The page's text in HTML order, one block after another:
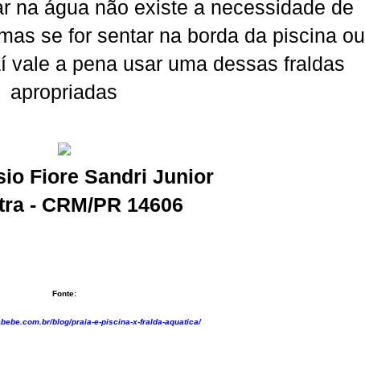
na água não existe a necessidade de
se for sentar na borda da piscina ou
vale a pena usar uma dessas fraldas
apropriadas
Fiore Sandri Junior
- CRM/PR 14606
Fonte:
blog/praia-e-piscina-x-fralda-aquatica/